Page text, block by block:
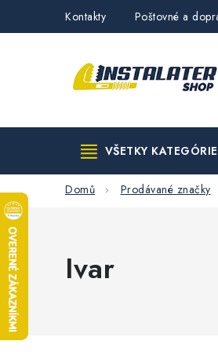
Kontakty Poštovné a
VŠETKY KATEGÓRIE
Domů Prodávané značky
Ivar